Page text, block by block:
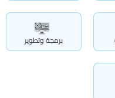
برمجة وتطوير